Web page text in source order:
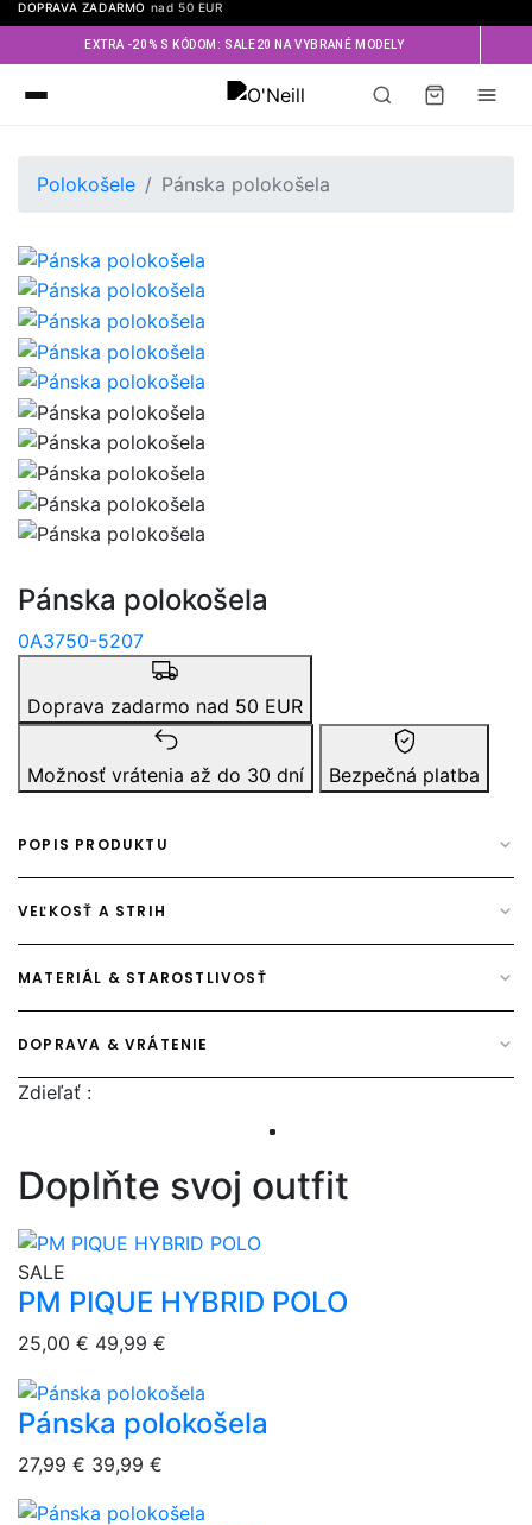
DOPRAVA ZADARMO nad 50 EUR
EXTRA -20% S KÓDOM: SALE20 NA VYBRANÉ MODELY
Polokošele Pánska polokošela
Pánska polokošela
0A3750-5207
Doprava zadarmo nad 50 EUR
Možnosť vrátenia až do 30 dní Bezpečná platba
POPIS PRODUKTU
VEĽKOSŤ A STRIH
MATERIÁL & STAROSTLIVOSŤ
DOPRAVA & VRÁTENIE
Zdieľať :
Doplňte svoj outfit
overlay bg
SALE
PM PIQUE HYBRID POLO
25,00 € 49,99 €
overlay bg
Pánska polokošela
27,99 € 39,99 €